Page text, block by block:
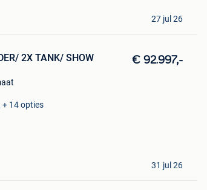
27 jul 26
2X TANK/ SHOW € 92.997,-
+ 14 opties
31 jul 26